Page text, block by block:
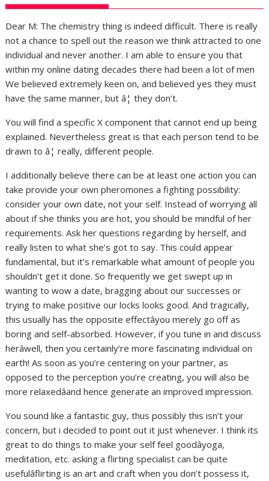
Dear M: The chemistry thing is indeed difficult. There is really
not a chance to spell out the reason we think attracted to one
individual and never another. I am able to ensure you that
within my online dating decades there had been a lot of men
We believed extremely keen on, and believed yes they must
have the same manner, but â¦ they don’t.
You will find a specific X component that cannot end up being
explained. Nevertheless great is that each person tend to be
drawn to â¦ really, different people.
I additionally believe there can be at least one action you can
take provide your own pheromones a fighting possibility:
consider your own date, not your self. Instead of worrying all
about if she thinks you are hot, you should be mindful of her
requirements. Ask her questions regarding by herself, and
really listen to what she’s got to say. This could appear
fundamental, but it’s remarkable what amount of people you
shouldn’t get it done. So frequently we get swept up in
wanting to wow a date, bragging about our successes or
trying to make positive our locks looks good. And tragically,
this usually has the opposite effectâyou merely go off as
boring and self-absorbed. However, if you tune in and discuss
herâwell, then you certainly’re more fascinating individual on
earth! As soon as you’re centering on your partner, as
opposed to the perception you’re creating, you will also be
more relaxedâand hence generate an improved impression.
You sound like a fantastic guy, thus possibly this isn’t your
concern, but i decided to point out it just whenever. I think its
great to do things to make your self feel goodâyoga,
meditation, etc. asking a flirting specialist can be quite
usefulâflirting is an art and craft when you don’t possess it,